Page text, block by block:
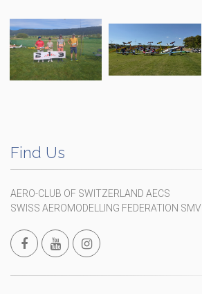
Find Us
AERO-CLUB OF SWITZERLAND AECS
SWISS AEROMODELLING FEDERATION SMV